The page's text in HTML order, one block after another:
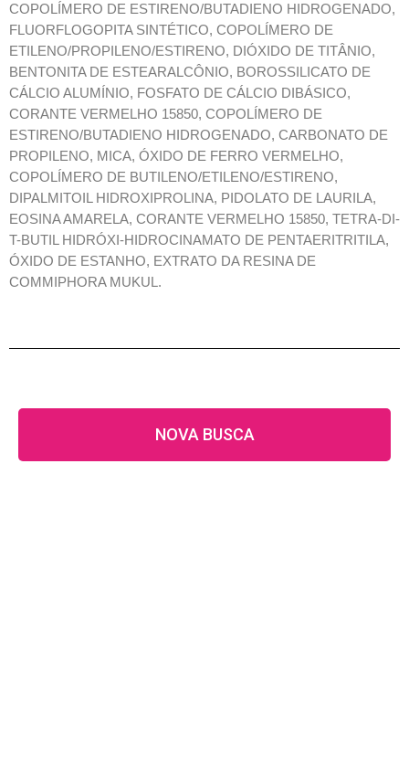
COPOLÍMERO DE ESTIRENO/BUTADIENO HIDROGENADO,
FLUORFLOGOPITA SINTÉTICO, COPOLÍMERO DE
ETILENO/PROPILENO/ESTIRENO, DIÓXIDO DE TITÂNIO,
BENTONITA DE ESTEARALCÔNIO, BOROSSILICATO DE
CÁLCIO ALUMÍNIO, FOSFATO DE CÁLCIO DIBÁSICO,
CORANTE VERMELHO 15850, COPOLÍMERO DE
ESTIRENO/BUTADIENO HIDROGENADO, CARBONATO DE
PROPILENO, MICA, ÓXIDO DE FERRO VERMELHO,
COPOLÍMERO DE BUTILENO/ETILENO/ESTIRENO,
DIPALMITOIL HIDROXIPROLINA, PIDOLATO DE LAURILA,
EOSINA AMARELA, CORANTE VERMELHO 15850, TETRA-DI-
T-BUTIL HIDRÓXI-HIDROCINAMATO DE PENTAERITRITILA,
ÓXIDO DE ESTANHO, EXTRATO DA RESINA DE
COMMIPHORA MUKUL.
NOVA BUSCA